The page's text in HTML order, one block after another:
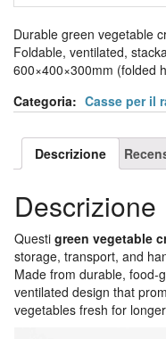
Durable green vegetable
Foldable, ventilated,
600×400×300mm (folded
Categoria: Casse per il
Descrizione
Descrizione
Questi green vegetable
storage, transport, and
Made from durable, food-
ventilated design that
vegetables fresh for